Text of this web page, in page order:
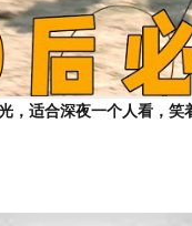
，适合深夜一个人看，笑